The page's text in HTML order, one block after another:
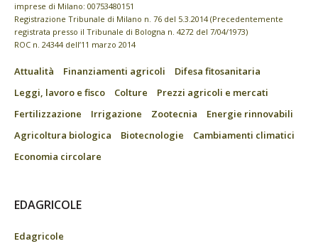
imprese di Milano: 00753480151
Registrazione Tribunale di Milano n. 76 del 5.3.2014 (Precedentemente
registrata presso il Tribunale di Bologna n. 4272 del 7/04/1973)
ROC n. 24344 dell’11 marzo 2014
Attualità Finanziamenti agricoli
Difesa fitosanitaria
Leggi, lavoro e fisco
Colture
Prezzi agricoli e mercati
Fertilizzazione
Irrigazione Zootecnia
Energie rinnovabili
Agricoltura biologica
Biotecnologie
Cambiamenti climatici
Economia circolare
EDAGRICOLE
Edagricole